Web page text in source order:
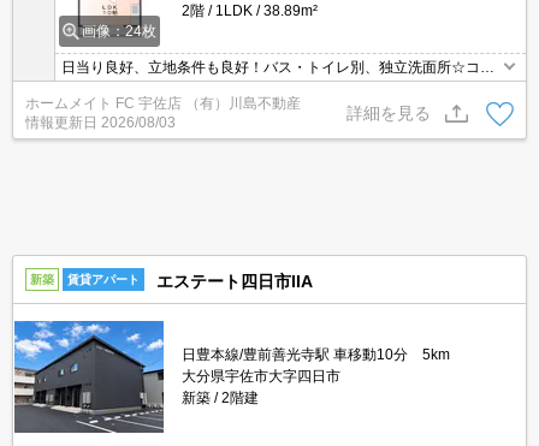
画像：24枚
2階 1LDK 38.89m²
日当り良好、立地条件も良好！バス・トイレ別、独立洗面所☆コイ
ンランドリーがすぐそば♪♪
ホームメイト FC 宇佐店 （有）川島不動産
情報更新日 2026/08/03
詳細を見る
新築 賃貸アパート エステート四日市IIA
日豊本線/豊前善光寺駅 車移動10分 5km
大分県宇佐市大字四日市
新築
2階建